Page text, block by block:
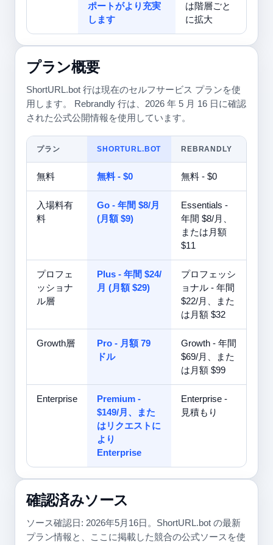
ポートがより充実
します
は階層ごと
に拡大
プラン概要
ShortURL.bot 行は現在のセルフサービス プランを使
用します。 Rebrandly 行は、2026 年 5 月 16 日に確認
された公式公開情報を使用しています。
プラン SHORTURL.BOT REBRANDLY
無料 無料 - $0 無料 - $0
入場料有
料
Go - 年間 $8/月
(月額 $9)
Essentials -
年間 $8/月、
または月額
$11
プロフェ
ッショナ
ル層
Plus - 年間 $24/
月 (月額 $29)
プロフェッシ
ョナル - 年間
$22/月、また
は月額 $32
Growth層
Pro - 月額 79
ドル
Growth - 年間
$69/月、また
は月額 $99
Enterprise
Premium -
$149/月、また
はリクエストに
より
Enterprise
Enterprise -
見積もり
確認済みソース
ソース確認日: 2026年5月16日。ShortURL.bot の最新
プラン情報と、ここに掲載した競合の公式ソースを使